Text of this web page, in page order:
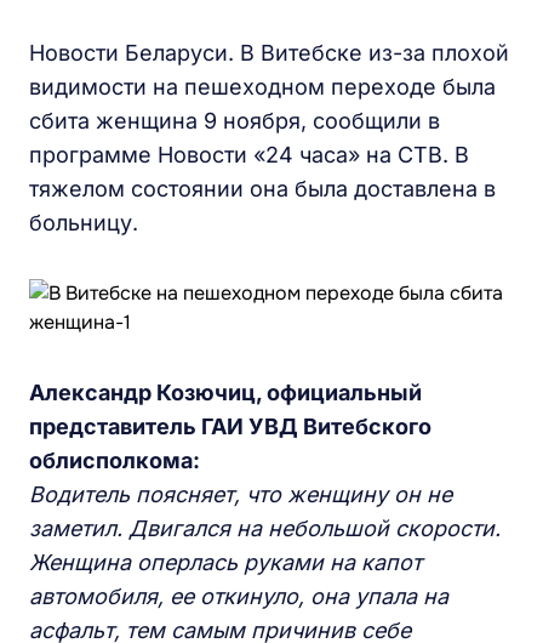
Новости Беларуси. В Витебске из-за плохой
видимости на пешеходном переходе была
сбита женщина 9 ноября, сообщили в
программе Новости «24 часа» на СТВ. В
тяжелом состоянии она была доставлена в
больницу.
Александр Козючиц, официальный
представитель ГАИ УВД Витебского
облисполкома:
Водитель поясняет, что женщину он не
заметил. Двигался на небольшой скорости.
Женщина оперлась руками на капот
автомобиля, ее откинуло, она упала на
асфальт, тем самым причинив себе